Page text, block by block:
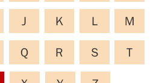
J K L M
Q R S T